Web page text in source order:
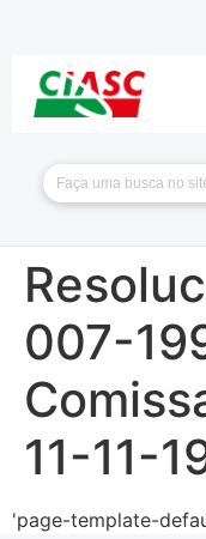
007-
11-11-
'page-template-